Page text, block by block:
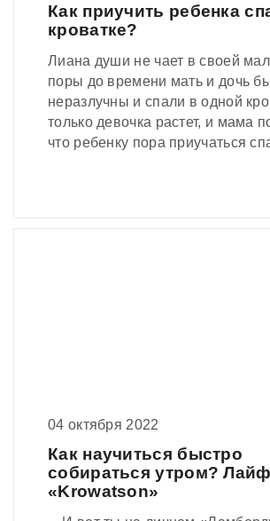
Как приучить ребенка
кроватке?
Лиана души не чает в своей
поры до времени мать и дочь
неразлучны и спали в одной
только девочка растет, и мама
что ребенку пора приучаться
04 октября 2022
Как научиться быстро
собираться утром?
«Krowatson»